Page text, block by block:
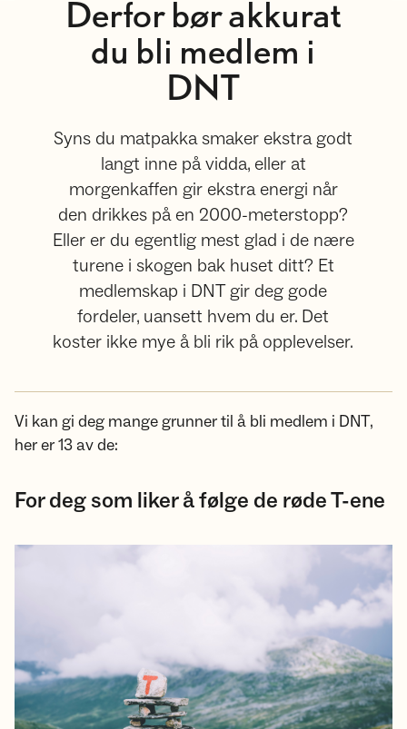
Derfor bør akkurat
du bli medlem i
DNT
Syns du matpakka smaker ekstra godt
langt inne på vidda, eller at
morgenkaffen gir ekstra energi når
den drikkes på en 2000-meterstopp?
Eller er du egentlig mest glad i de nære
turene i skogen bak huset ditt? Et
medlemskap i DNT gir deg gode
fordeler, uansett hvem du er. Det
koster ikke mye å bli rik på opplevelser.
Vi kan gi deg mange grunner til å bli medlem i DNT,
her er 13 av de:
For deg som liker å følge de røde T-ene